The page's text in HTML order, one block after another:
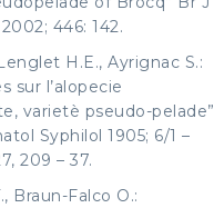
446: 142.
H.E., Ayrignac S.:
sur l’alopecie
varietè pseudo-pelade”
Syphilol 1905; 6/1 –
209 – 37.
Braun-Falco O.: